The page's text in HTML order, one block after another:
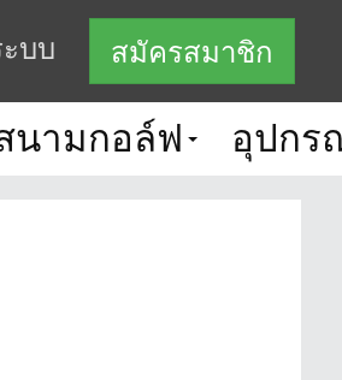
บบ สมัครสมาชิก
นามกอล์ฟ อุปก